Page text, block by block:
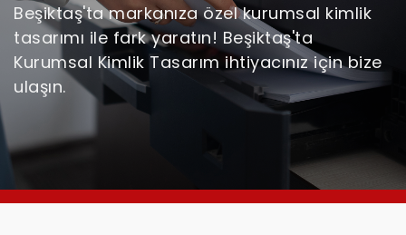
Beşiktaş'ta markanıza özel kurumsal kimlik
tasarımı ile fark yaratın! Beşiktaş'ta
Kurumsal Kimlik Tasarım ihtiyacınız için bize
ulaşın.